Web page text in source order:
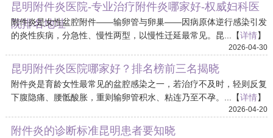
昆明附件炎医院-专业治疗附件炎哪家好-权威妇科医
院排名地址
附件炎是女性盆腔附件——输卵管与卵巢——因病原体逆行感染引发
的炎性疾病，分急性、慢性两型，以慢性迁延最常见。昆...【详情】
2026-04-30
昆明附件炎医院哪家好？排名榜前三名揭晓
附件炎是育龄女性最常见的盆腔感染之一，若治疗不及时，轻则反复
下腹隐痛、腰骶酸胀，重则输卵管积水、粘连乃至不孕。...【详情】
2026-04-20
附件炎的诊断标准昆明患者要知晓